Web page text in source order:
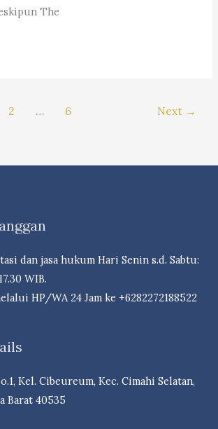
The
2 … 6 Next →
dan jasa hukum Hari Senin s.d. Sabtu:
WIB.
HP/WA 24 Jam ke +6282272188522
Kel. Cibeureum, Kec. Cimahi Selatan,
Barat 40535